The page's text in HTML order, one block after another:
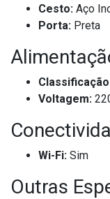
Cesto: Aço
Porta: Preta
Voltagem:
Wi-Fi: Sim
Outras